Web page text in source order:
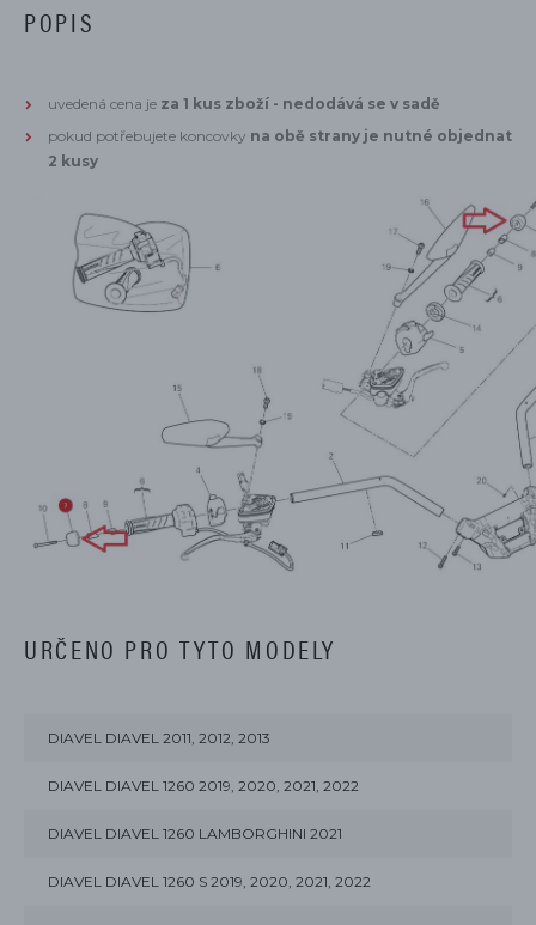
POPIS
uvedená cena je za 1 kus zboží - nedodává se v sadě
pokud potřebujete koncovky na obě strany je nutné objednat
2 kusy
URČENO PRO TYTO MODELY
DIAVEL DIAVEL 2011, 2012, 2013
DIAVEL DIAVEL 1260 2019, 2020, 2021, 2022
DIAVEL DIAVEL 1260 LAMBORGHINI 2021
DIAVEL DIAVEL 1260 S 2019, 2020, 2021, 2022